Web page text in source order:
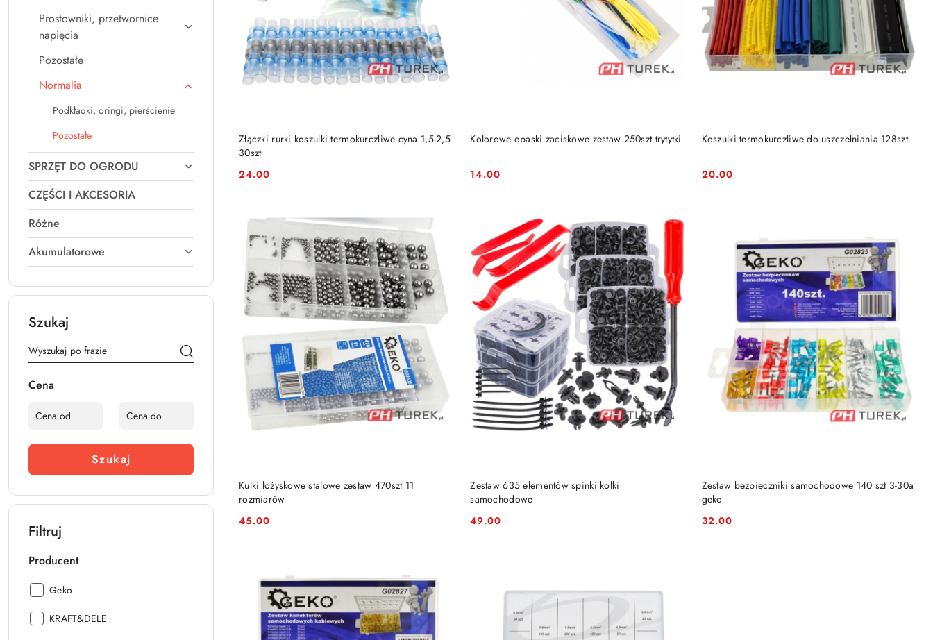
Prostowniki, przetwornice
napięcia
Pozostałe
Normalia
Podkładki, oringi, pierścienie
Pozostałe
SPRZĘT DO OGRODU
CZĘŚCI I AKCESORIA
Różne
Akumulatorowe
Szukaj
Cena
Szukaj
Filtruj
Producent
Producent:
Geko
Producent:
KRAFT&DELE
Złączki rurki koszulki termokurczliwe cyna 1,5-2,5
30szt
Cena:
24.00
DO KOSZYKA Kolorowe opaski zaciskowe zestaw 250szt trytytki
Cena:
14.00
DO KOSZYKA Koszulki termokurczliwe do uszczelniania 128szt.
Cena:
20.00
DO KOSZYKA
Kulki łożyskowe stalowe zestaw 470szt 11
rozmiarów
Cena:
45.00
DO KOSZYKA
Zestaw 635 elementów spinki kołki
samochodowe
Cena:
49.00
DO KOSZYKA
Zestaw bezpieczniki samochodowe 140 szt 3-30a
geko
Cena:
32.00
DO KOSZYKA